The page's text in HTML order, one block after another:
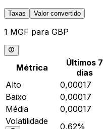
Taxas Valor convertido
1 MGF para GBP
Métrica
Últimos 7
dias
Alto
0,00017
Baixo
0,00017
Média
0,00017
Volatilidade
0,62%